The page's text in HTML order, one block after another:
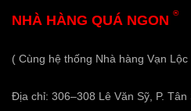
NHÀ HÀNG QUÁ NGON ®
( Cùng hệ thống Nhà hàng Vạn Lộc
Địa chỉ: 306–308 Lê Văn Sỹ, P. Tân